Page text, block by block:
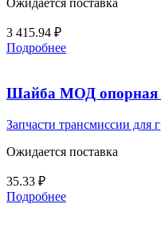
Ожидается поставка
3 415.94 ₽
Подробнее
Шайба МОД опорная
Запчасти трансмиссии для
Ожидается поставка
35.33 ₽
Подробнее